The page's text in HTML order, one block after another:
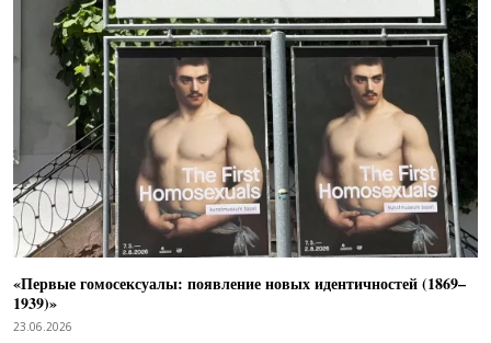
«Первые гомосексуалы: появление новых идентичностей (1869–
1939)»
23.06.2026